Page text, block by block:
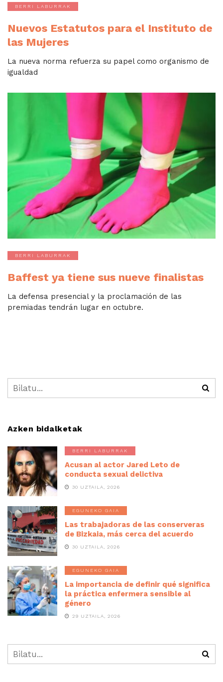
BERRI LABURRAK
Nuevos Estatutos para el Instituto de
las Mujeres
La nueva norma refuerza su papel como organismo de
igualdad
BERRI LABURRAK
Baffest ya tiene sus nueve finalistas
La defensa presencial y la proclamación de las
premiadas tendrán lugar en octubre.
Azken bidalketak
BERRI LABURRAK
Acusan al actor Jared Leto de
conducta sexual delictiva
30 UZTAILA, 2026
EGUNEKO GAIA
Las trabajadoras de las conserveras
de Bizkaia, más cerca del acuerdo
30 UZTAILA, 2026
EGUNEKO GAIA
La importancia de definir qué significa
la práctica enfermera sensible al
género
29 UZTAILA, 2026